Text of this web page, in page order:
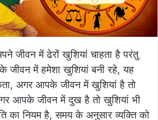
जीवन में ढेरों खुशियां चाहता है परंतु
जीवन में हमेशा खुशियां बनी रहे, यह
अगर आपके जीवन में खुशियां है तो
आपके जीवन में दुख है तो खुशियां भी
का नियम है, समय के अनुसार व्यक्ति को